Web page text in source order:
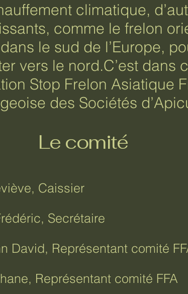
climatique,
comme le frelon
le sud de l’Europe,
vers le nord.C’est dans
Stop Frelon Asiatique
des Sociétés
Le comité
Caissier
Secrétaire
David, Représentant comité
Représentant comité FFA